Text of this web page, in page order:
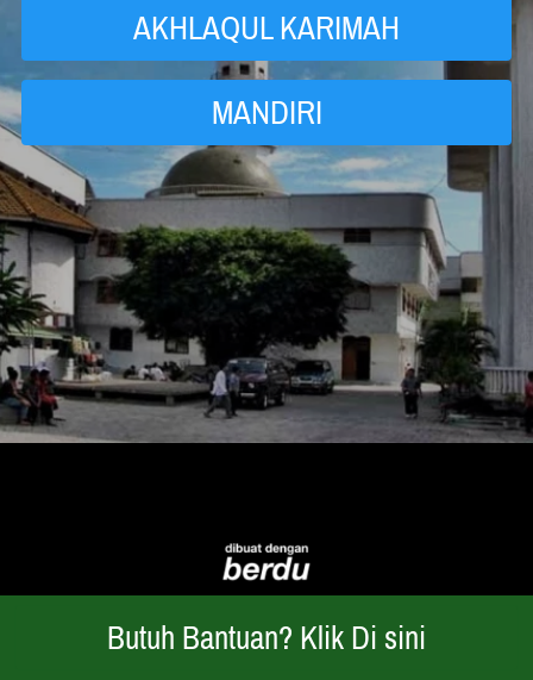
`
AKHLAQUL KARIMAH
`
MANDIRI
Butuh Bantuan? Klik Di sini